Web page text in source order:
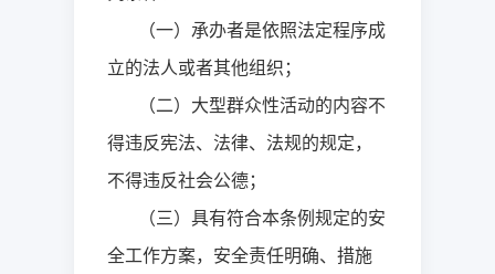
（一）承办者是依照法定程序成
立的法人或者其他组织；
（二）大型群众性活动的内容不
得违反宪法、法律、法规的规定，
不得违反社会公德；
（三）具有符合本条例规定的安
全工作方案，安全责任明确、措施